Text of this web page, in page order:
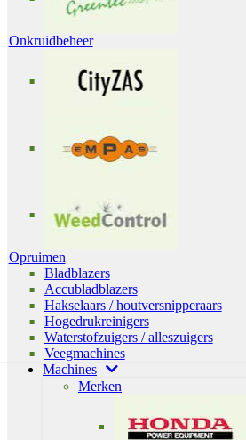
Onkruidbeheer
Opruimen
Bladblazers
Accubladblazers
Hakselaars / houtversnipperaars
Hogedrukreinigers
Waterstofzuigers / alleszuigers
Veegmachines
Machines
Merken